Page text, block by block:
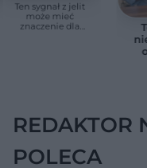
Ten sygnał z jelit
może mieć
znaczenie dla
REDAKTOR
POLECA